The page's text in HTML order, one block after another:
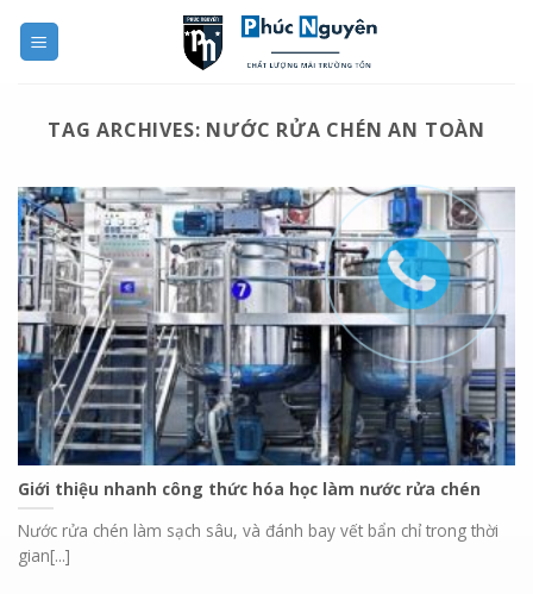
TAG ARCHIVES: NƯỚC RỬA CHÉN AN TOÀN
Giới thiệu nhanh công thức hóa học làm nước rửa chén
Nước rửa chén làm sạch sâu, và đánh bay vết bẩn chỉ trong thời
gian[...]